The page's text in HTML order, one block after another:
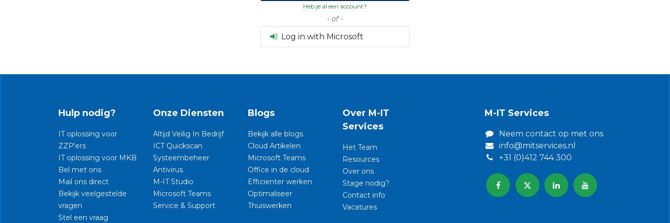
Heb je al een account?
- of -
Log in with Microsoft
Hulp nodig?
IT oplossing voor
ZZP'ers
IT oplossing voor MKB
Bel met ons
Mail ons direct
Bekijk veelgestelde
vragen
Stel een vraag
Onze Diensten
Altijd Veilig In Bedrijf
ICT Quickscan
Systeembeheer
Antivirus
M-IT Studio
Microsoft Teams
Service & Support
Blogs
Bekijk alle blogs
Cloud Artikelen
Microsoft Teams
Office in de cloud
Efficienter werken
Optimaliseer
Thuiswerken
Over M-IT
Services
Het Team
Resources
Over ons
Stage nodig?
Contact info
Vacatures
M-IT Services
Neem contact op met ons​
info@mitservices.nl
+31 (0)412 744 300